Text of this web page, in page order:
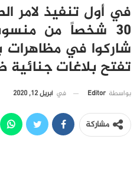
في أول تنفيذ لامر
30 شخصاً من
شاركوا في مظاهرات
تفتح بلاغات
بواسطة Editor في أبريل 12, 2020
مشاركة